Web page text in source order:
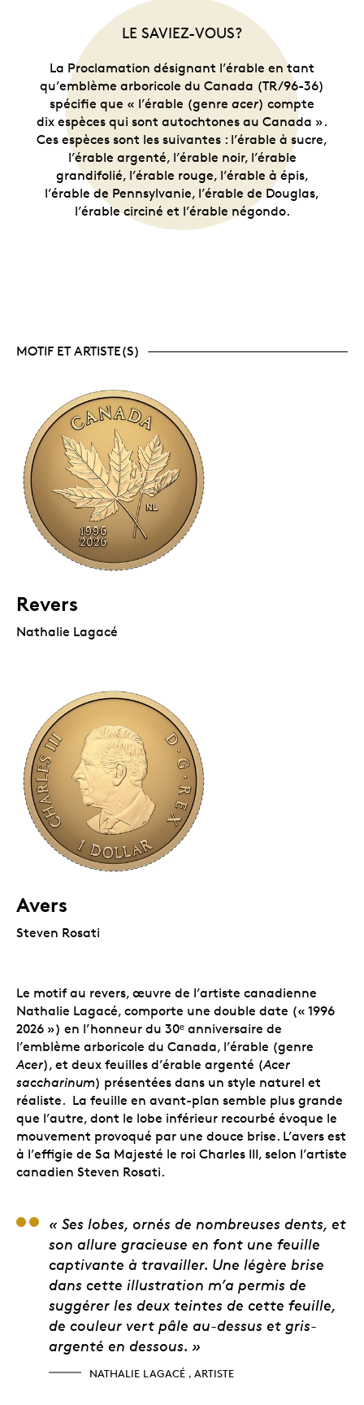
LE SAVIEZ-VOUS?
La Proclamation désignant l’érable en tant
qu’emblème arboricole du Canada (TR/96-36)
spécifie que « l’érable (genre acer) compte
dix espèces qui sont autochtones au Canada ».
Ces espèces sont les suivantes : l’érable à sucre,
l’érable argenté, l’érable noir, l’érable
grandifolié, l’érable rouge, l’érable à épis,
l’érable de Pennsylvanie, l’érable de Douglas,
l’érable circiné et l’érable négondo.
MOTIF ET ARTISTE(S)
Revers
Nathalie Lagacé
Avers
Steven Rosati
Le motif au revers, œuvre de l’artiste canadienne
Nathalie Lagacé, comporte une double date (« 1996
2026 ») en l’honneur du 30ᵉ anniversaire de
l’emblème arboricole du Canada, l’érable (genre
Acer), et deux feuilles d’érable argenté (Acer
saccharinum) présentées dans un style naturel et
réaliste. La feuille en avant-plan semble plus grande
que l’autre, dont le lobe inférieur recourbé évoque le
mouvement provoqué par une douce brise. L’avers est
à l’effigie de Sa Majesté le roi Charles III, selon l’artiste
canadien Steven Rosati.
Nathalie Lagacé ,
« Ses lobes, ornés de nombreuses dents, et
son allure gracieuse en font une feuille
captivante à travailler. Une légère brise
dans cette illustration m’a permis de
suggérer les deux teintes de cette feuille,
de couleur vert pâle au-dessus et gris-
argenté en dessous. »
NATHALIE LAGACÉ , ARTISTE